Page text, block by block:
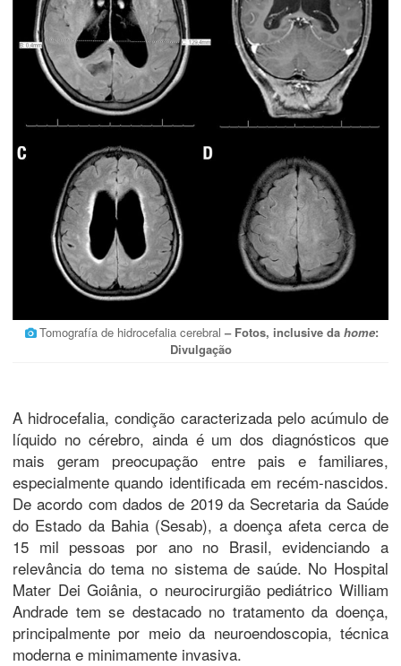
Tomografía de hidrocefalia cerebral – Fotos, inclusive da home:
Divulgação
A hidrocefalia, condição caracterizada pelo acúmulo de
líquido no cérebro, ainda é um dos diagnósticos que
mais geram preocupação entre pais e familiares,
especialmente quando identificada em recém-nascidos.
De acordo com dados de 2019 da Secretaria da Saúde
do Estado da Bahia (Sesab), a doença afeta cerca de
15 mil pessoas por ano no Brasil, evidenciando a
relevância do tema no sistema de saúde. No Hospital
Mater Dei Goiânia, o neurocirurgião pediátrico William
Andrade tem se destacado no tratamento da doença,
principalmente por meio da neuroendoscopia, técnica
moderna e minimamente invasiva.